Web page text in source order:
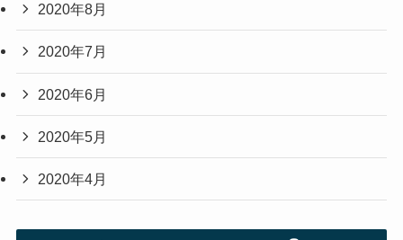
2020年8月
2020年7月
2020年6月
2020年5月
2020年4月